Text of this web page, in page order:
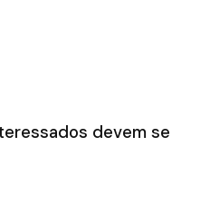
devem se